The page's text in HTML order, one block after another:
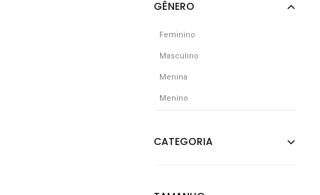
Feminino
Masculino
Menina
Menino